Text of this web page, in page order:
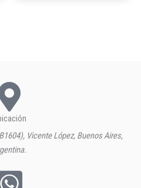
Vicente López, Buenos Aires,